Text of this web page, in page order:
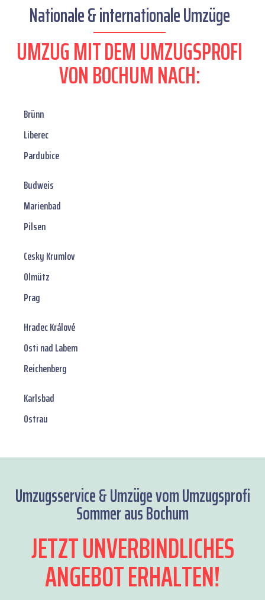
Nationale & internationale Umzüge
UMZUG MIT DEM UMZUGSPROFI
VON BOCHUM NACH:
Brünn
Liberec
Pardubice
Budweis
Marienbad
Pilsen
Cesky Krumlov
Olmütz
Prag
Hradec Králové
Osti nad Labem
Reichenberg
Karlsbad
Ostrau
Umzugsservice & Umzüge vom Umzugsprofi
Sommer aus Bochum
JETZT UNVERBINDLICHES
ANGEBOT ERHALTEN!